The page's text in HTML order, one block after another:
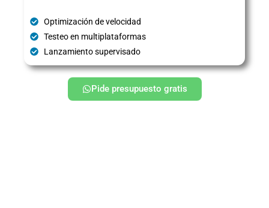
Optimización de velocidad
Testeo en multiplataformas
Lanzamiento supervisado
Pide presupuesto gratis